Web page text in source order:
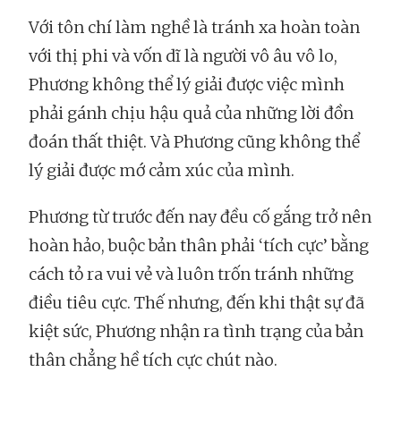
Với tôn chí làm nghề là tránh xa hoàn toàn
với thị phi và vốn dĩ là người vô âu vô lo,
Phương không thể lý giải được việc mình
phải gánh chịu hậu quả của những lời đồn
đoán thất thiệt. Và Phương cũng không thể
lý giải được mớ cảm xúc của mình.
Phương từ trước đến nay đều cố gắng trở nên
hoàn hảo, buộc bản thân phải ‘tích cực’ bằng
cách tỏ ra vui vẻ và luôn trốn tránh những
điều tiêu cực. Thế nhưng, đến khi thật sự đã
kiệt sức, Phương nhận ra tình trạng của bản
thân chẳng hề tích cực chút nào.